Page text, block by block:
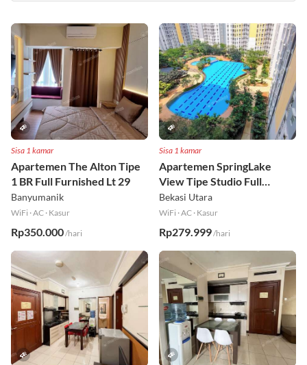
Sisa 1 kamar
Apartemen The Alton Tipe
1 BR Full Furnished Lt 29
Banyumanik
WiFi ·AC · Kasur
Rp350.000/hari
Sisa 1 kamar
Apartemen SpringLake
View Tipe Studio Full
Furnished Lt 2
Bekasi Utara
WiFi ·AC · Kasur
Rp279.999/hari